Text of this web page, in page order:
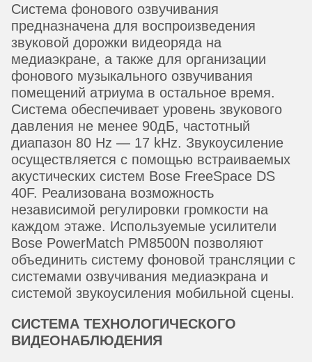
Система фонового озвучивания
предназначена для воспроизведения
звуковой дорожки видеоряда на
медиаэкране, а также для организации
фонового музыкального озвучивания
помещений атриума в остальное время.
Система обеспечивает уровень звукового
давления не менее 90дБ, частотный
диапазон 80 Hz — 17 kHz. Звукоусиление
осуществляется с помощью встраиваемых
акустических систем Bose FreeSpace DS
40F. Реализована возможность
независимой регулировки громкости на
каждом этаже. Используемые усилители
Bose PowerMatch PM8500N позволяют
объединить систему фоновой трансляции с
системами озвучивания медиаэкрана и
системой звукоусиления мобильной сцены.
СИСТЕМА ТЕХНОЛОГИЧЕСКОГО
ВИДЕОНАБЛЮДЕНИЯ